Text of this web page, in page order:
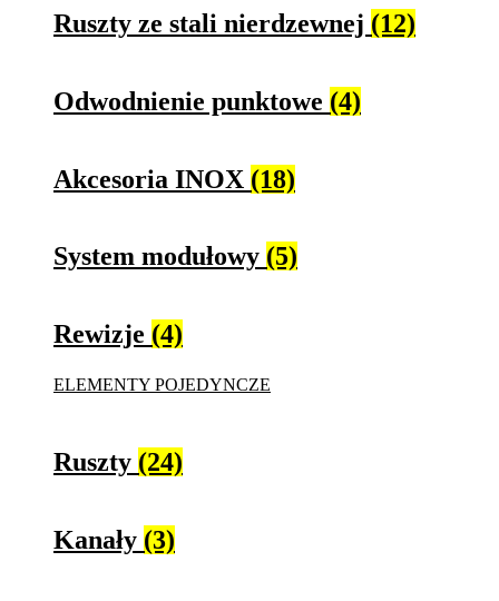
Ruszty ze stali nierdzewnej (12)
Odwodnienie punktowe (4)
Akcesoria INOX (18)
System modułowy (5)
Rewizje (4)
ELEMENTY POJEDYNCZE
Ruszty (24)
Kanały (3)